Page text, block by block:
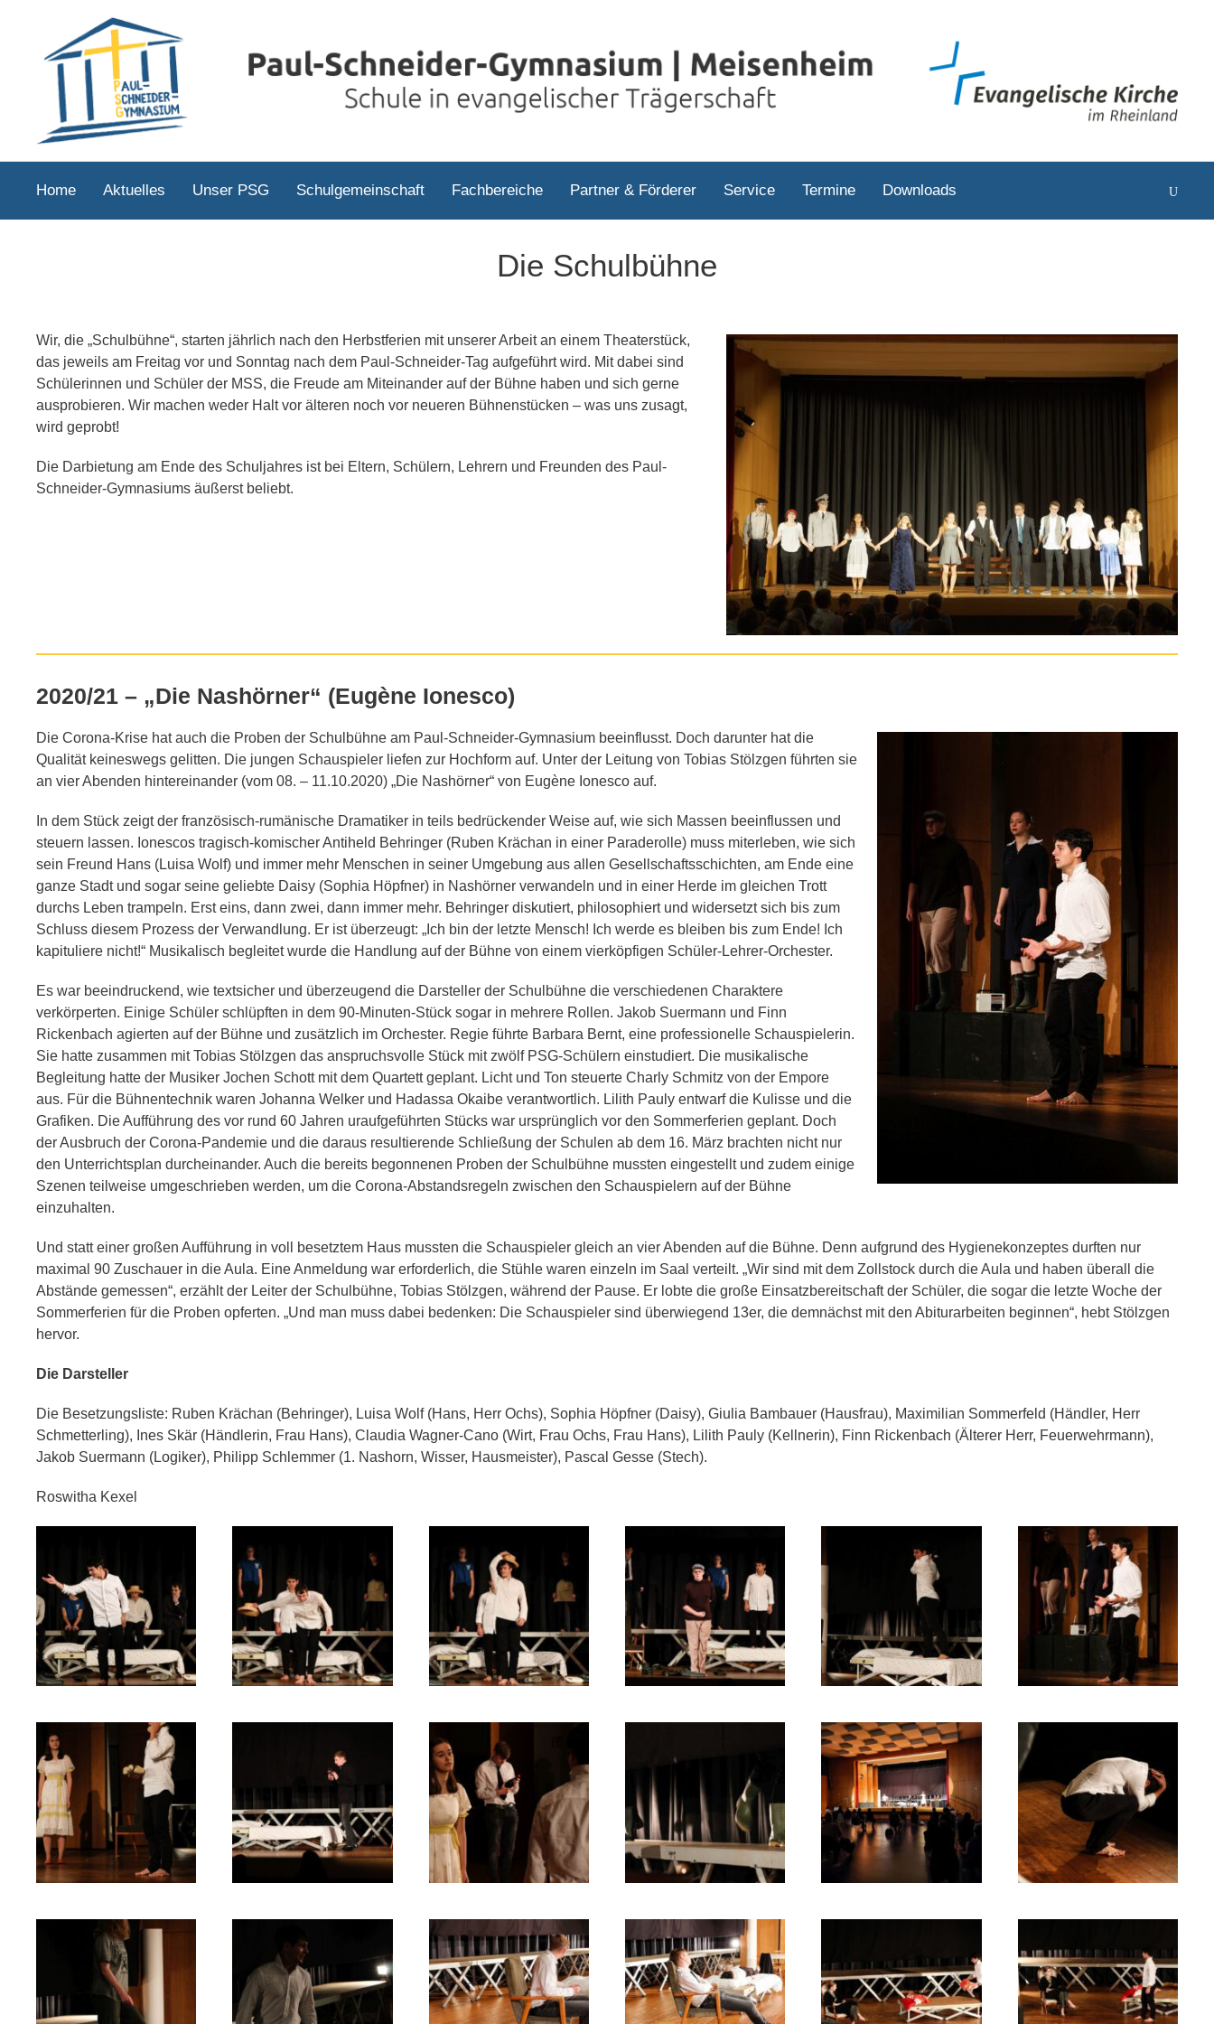
Home Aktuelles Unser PSG Schulgemeinschaft Fachbereiche Partner & Förderer Service Termine Downloads
Die Schulbühne
Wir, die „Schulbühne“, starten jährlich nach den Herbstferien mit unserer Arbeit an einem Theaterstück,
das jeweils am Freitag vor und Sonntag nach dem Paul-Schneider-Tag aufgeführt wird. Mit dabei sind
Schülerinnen und Schüler der MSS, die Freude am Miteinander auf der Bühne haben und sich gerne
ausprobieren. Wir machen weder Halt vor älteren noch vor neueren Bühnenstücken – was uns zusagt,
wird geprobt!
Die Darbietung am Ende des Schuljahres ist bei Eltern, Schülern, Lehrern und Freunden des Paul-
Schneider-Gymnasiums äußerst beliebt.
2020/21 – „Die Nashörner“ (Eugène Ionesco)
Die Corona-Krise hat auch die Proben der Schulbühne am Paul-Schneider-Gymnasium beeinflusst. Doch darunter hat die
Qualität keineswegs gelitten. Die jungen Schauspieler liefen zur Hochform auf. Unter der Leitung von Tobias Stölzgen führten sie
an vier Abenden hintereinander (vom 08. – 11.10.2020) „Die Nashörner“ von Eugène Ionesco auf.
In dem Stück zeigt der französisch-rumänische Dramatiker in teils bedrückender Weise auf, wie sich Massen beeinflussen und
steuern lassen. Ionescos tragisch-komischer Antiheld Behringer (Ruben Krächan in einer Paraderolle) muss miterleben, wie sich
sein Freund Hans (Luisa Wolf) und immer mehr Menschen in seiner Umgebung aus allen Gesellschaftsschichten, am Ende eine
ganze Stadt und sogar seine geliebte Daisy (Sophia Höpfner) in Nashörner verwandeln und in einer Herde im gleichen Trott
durchs Leben trampeln. Erst eins, dann zwei, dann immer mehr. Behringer diskutiert, philosophiert und widersetzt sich bis zum
Schluss diesem Prozess der Verwandlung. Er ist überzeugt: „Ich bin der letzte Mensch! Ich werde es bleiben bis zum Ende! Ich
kapituliere nicht!“ Musikalisch begleitet wurde die Handlung auf der Bühne von einem vierköpfigen Schüler-Lehrer-Orchester.
Es war beeindruckend, wie textsicher und überzeugend die Darsteller der Schulbühne die verschiedenen Charaktere
verkörperten. Einige Schüler schlüpften in dem 90-Minuten-Stück sogar in mehrere Rollen. Jakob Suermann und Finn
Rickenbach agierten auf der Bühne und zusätzlich im Orchester. Regie führte Barbara Bernt, eine professionelle Schauspielerin.
Sie hatte zusammen mit Tobias Stölzgen das anspruchsvolle Stück mit zwölf PSG-Schülern einstudiert. Die musikalische
Begleitung hatte der Musiker Jochen Schott mit dem Quartett geplant. Licht und Ton steuerte Charly Schmitz von der Empore
aus. Für die Bühnentechnik waren Johanna Welker und Hadassa Okaibe verantwortlich. Lilith Pauly entwarf die Kulisse und die
Grafiken. Die Aufführung des vor rund 60 Jahren uraufgeführten Stücks war ursprünglich vor den Sommerferien geplant. Doch
der Ausbruch der Corona-Pandemie und die daraus resultierende Schließung der Schulen ab dem 16. März brachten nicht nur
den Unterrichtsplan durcheinander. Auch die bereits begonnenen Proben der Schulbühne mussten eingestellt und zudem einige
Szenen teilweise umgeschrieben werden, um die Corona-Abstandsregeln zwischen den Schauspielern auf der Bühne
einzuhalten.
Und statt einer großen Aufführung in voll besetztem Haus mussten die Schauspieler gleich an vier Abenden auf die Bühne. Denn aufgrund des Hygienekonzeptes durften nur
maximal 90 Zuschauer in die Aula. Eine Anmeldung war erforderlich, die Stühle waren einzeln im Saal verteilt. „Wir sind mit dem Zollstock durch die Aula und haben überall die
Abstände gemessen“, erzählt der Leiter der Schulbühne, Tobias Stölzgen, während der Pause. Er lobte die große Einsatzbereitschaft der Schüler, die sogar die letzte Woche der
Sommerferien für die Proben opferten. „Und man muss dabei bedenken: Die Schauspieler sind überwiegend 13er, die demnächst mit den Abiturarbeiten beginnen“, hebt Stölzgen
hervor.
Die Darsteller
Die Besetzungsliste: Ruben Krächan (Behringer), Luisa Wolf (Hans, Herr Ochs), Sophia Höpfner (Daisy), Giulia Bambauer (Hausfrau), Maximilian Sommerfeld (Händler, Herr
Schmetterling), Ines Skär (Händlerin, Frau Hans), Claudia Wagner-Cano (Wirt, Frau Ochs, Frau Hans), Lilith Pauly (Kellnerin), Finn Rickenbach (Älterer Herr, Feuerwehrmann),
Jakob Suermann (Logiker), Philipp Schlemmer (1. Nashorn, Wisser, Hausmeister), Pascal Gesse (Stech).
Roswitha Kexel